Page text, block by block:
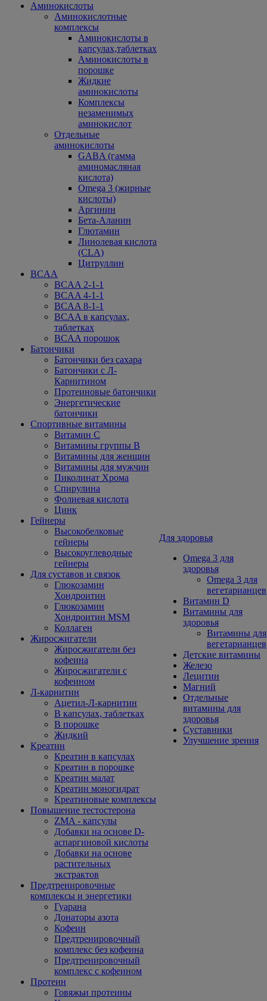
Аминокислоты
Аминокислотные
комплексы
Аминокислоты в
капсулах,таблетках
Аминокислоты в
порошке
Жидкие
аминокислоты
Комплексы
незаменимых
аминокислот
Отдельные
аминокислоты
GABA (гамма
аминомасляная
кислота)
Omega 3 (жирные
кислоты)
Аргинин
Бета-Аланин
Глютамин
Линолевая кислота
(CLA)
Цитруллин
BCAA
BCAA 2-1-1
BCAA 4-1-1
BCAA 8-1-1
BCAA в капсулах,
таблетках
BCAA порошок
Батончики
Батончики без сахара
Батончики с Л-
Карнитином
Протеиновые батончики
Энергетические
батончики
Спортивные витамины
Витамин С
Витамины группы В
Витамины для женщин
Витамины для мужчин
Пиколинат Хрома
Спирулина
Фолиевая кислота
Цинк
Гейнеры
Высокобелковые
гейнеры
Высокоуглеводные
гейнеры
Для суставов и связок
Глюкозамин
Хондроитин
Глюкозамин
Хондроитин MSM
Коллаген
Жиросжигатели
Жиросжигатели без
кофеина
Жиросжигатели с
кофеином
Л-карнитин
Ацетил-Л-карнитин
В капсулах, таблетках
В порошке
Жидкий
Креатин
Креатин в капсулах
Креатин в порошке
Креатин малат
Креатин моногидрат
Креатиновые комплексы
Повышение тестостерона
ZMA - капсулы
Добавки на основе D-
аспаргиновой кислоты
Добавки на основе
растительных
экстрактов
Предтренировочные
комплексы и энергетики
Гуарана
Донаторы азота
Кофеин
Предтренировочный
комплекс без кофеина
Предтренировочный
комплекс с кофеином
Протеин
Говяжьи протеины
Для здоровья
Omega 3 для
здоровья
Omega 3 для
вегетарианцев
Витамин D
Витамины для
здоровья
Витамины для
вегетарианцев
Детские витамины
Железо
Лецитин
Магний
Отдельные
витамины для
здоровья
Суставники
Улучшение зрения